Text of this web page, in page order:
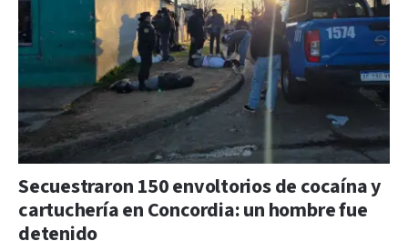
Secuestraron 150 envoltorios de cocaína y
cartuchería en Concordia: un hombre fue
detenido